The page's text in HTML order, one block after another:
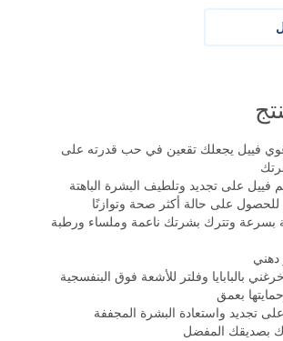
فييل يجعلك تقعين في حب قدرته على
على تجديد وتلطيف البشرة الباهتة
للحصول على حالة أكثر صحة وتوازنًا
بسرعة وتترك بشرتك ناعمة وملساء ورطبة
بالبابايا وفلتر للأشعة فوق البنفسجية
بعمق
على تجديد واستعادة البشرة المجففة
بصديقك المفضل